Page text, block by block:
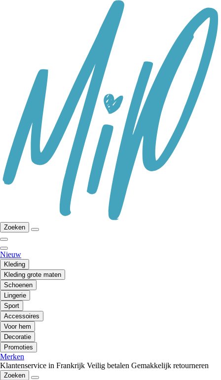
Zoeken
Nieuw
Kleding
Kleding grote maten
Schoenen
Lingerie
Sport
Accessoires
Voor hem
Decoratie
Promoties
Merken
Klantenservice in Frankrijk Veilig betalen Gemakkelijk retourneren
Zoeken